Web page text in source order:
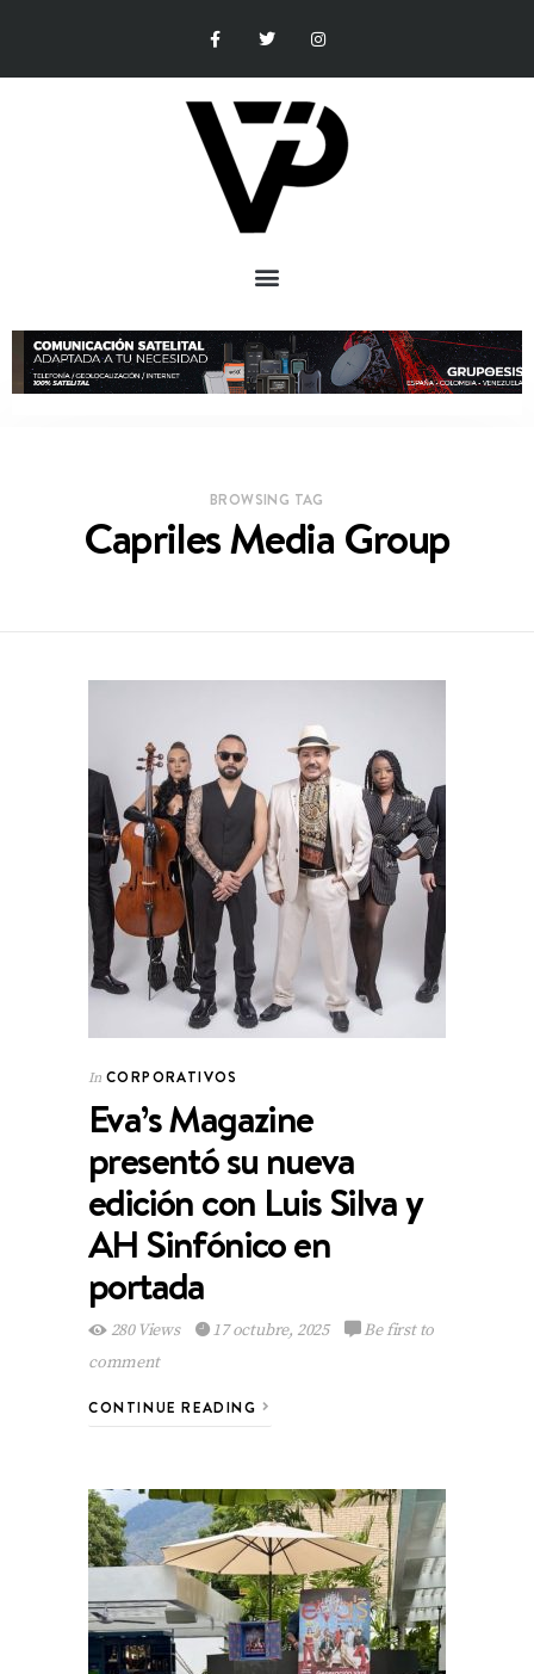
BROWSING TAG
Capriles Media Group
In CORPORATIVOS
Eva’s Magazine
presentó su nueva
edición con Luis Silva y
AH Sinfónico en
portada
280 Views 17 octubre, 2025
Be first to
comment
CONTINUE READING